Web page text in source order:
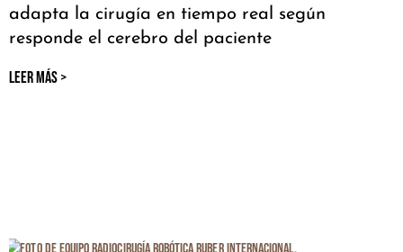
adapta la cirugía en tiempo real según
responde el cerebro del paciente
LEER MÁS >